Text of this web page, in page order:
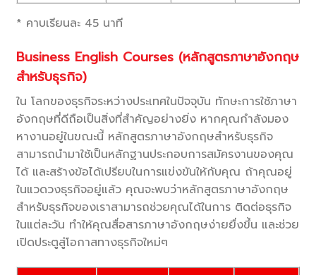
* คาบเรียนละ 45 นาที
Business English Courses (หลักสูตรภาษาอังกฤษ
สำหรับธุรกิจ)
ใน โลกของธุรกิจระหว่างประเทศในปัจจุบัน ทักษะการใช้ภาษา
อังกฤษที่ดีถือเป็นสิ่งที่สำคัญอย่างยิ่ง หากคุณกำลังมอง
หางานอยู่ในขณะนี้ หลักสูตรภาษาอังกฤษสำหรับธุรกิจ
สามารถนำมาใช้เป็นหลักฐานประกอบการสมัครงานของคุณ
ได้ และสร้างข้อได้เปรียบในการแข่งขันให้กับคุณ ถ้าคุณอยู่
ในแวดวงธุรกิจอยู่แล้ว คุณจะพบว่าหลักสูตรภาษาอังกฤษ
สำหรับธุรกิจของเราสามารถช่วยคุณได้ในการ ติดต่อธุรกิจ
ในแต่ละวัน ทำให้คุณสื่อสารภาษาอังกฤษง่ายยื่งขึ้น และช่วย
เปิดประตูสู่โอกาสทางธุรกิจใหม่ๆ